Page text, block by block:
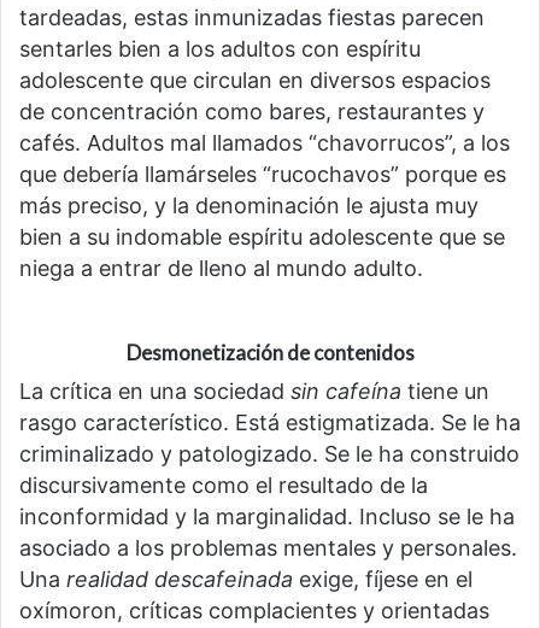
tardeadas, estas inmunizadas fiestas parecen
sentarles bien a los adultos con espíritu
adolescente que circulan en diversos espacios
de concentración como bares, restaurantes y
cafés. Adultos mal llamados “chavorrucos”, a los
que debería llamárseles “rucochavos” porque es
más preciso, y la denominación le ajusta muy
bien a su indomable espíritu adolescente que se
niega a entrar de lleno al mundo adulto.
Desmonetización de contenidos
La crítica en una sociedad sin cafeína tiene un
rasgo característico. Está estigmatizada. Se le ha
criminalizado y patologizado. Se le ha construido
discursivamente como el resultado de la
inconformidad y la marginalidad. Incluso se le ha
asociado a los problemas mentales y personales.
Una realidad descafeinada exige, fíjese en el
oxímoron, críticas complacientes y orientadas